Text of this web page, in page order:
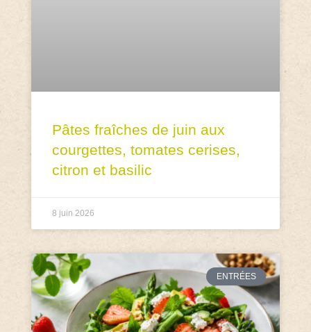
Pâtes fraîches de juin aux
courgettes, tomates cerises,
citron et basilic
8 juin 2026
ENTRÉES